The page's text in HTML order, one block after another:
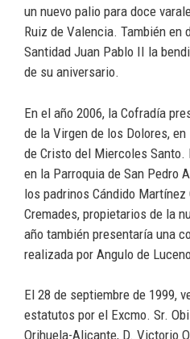
un nuevo palio para doce
Ruiz de Valencia. También en
Santidad Juan Pablo II la
de su aniversario.
En el año 2006, la Cofradía
de la Virgen de los Dolores,
de Cristo del Miercoles Santo.
en la Parroquia de San Pedro
los padrinos Cándido Martínez
Cremades, propietarios de la
año también presentaría una
realizada por Angulo de
El 28 de septiembre de 1999,
estatutos por el Excmo. Sr.
Orihuela-Alicante, D. Victorio